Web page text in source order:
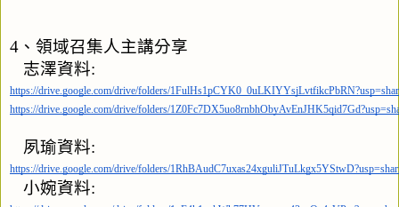
4、領域召集人主講分享
志澤資料:
https://drive.google.com/drive/folders/
https://drive.google.com/drive/folders/
夙瑜資料:
https://drive.google.com/drive/folders/
小婉資料: